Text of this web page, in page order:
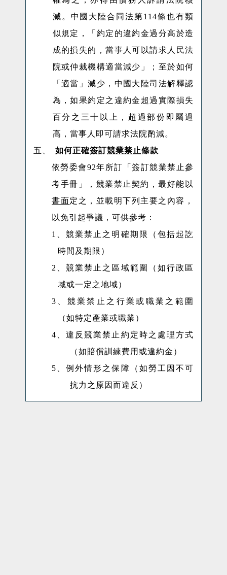
減。中國大陸合同法第114條也有類
似規定，「約定的違約金過分高於造
成的損失的，當事人可以請求人民法
院或仲裁機構適當減少」；至於如何
「適當」減少，中國大陸司法解釋認
為，如果約定之違約金超過實際損失
百分之三十以上，超過部份即屬過
高，當事人即可請求法院酌減。
五、
如何正確簽訂競業禁止條款
依勞委會92年所訂「簽訂競業禁止參
考手冊」，競業禁止契約，最好能以
書面定之，並載明下列主要之內容，
以免引起爭議，可供參考：
1
、競業禁止之明確期限（包括起訖
時間及期限）
2
、競業禁止之區域範圍（如行政區
域或一定之地域）
3 、競業禁止之行業或職業之範圍
（如特定產業或職業）
4 、違反競業禁止約定時之處理方式
（如賠償訓練費用或違約金）
5 、例外情形之保障（如勞工因不可
抗力之原因而違反）